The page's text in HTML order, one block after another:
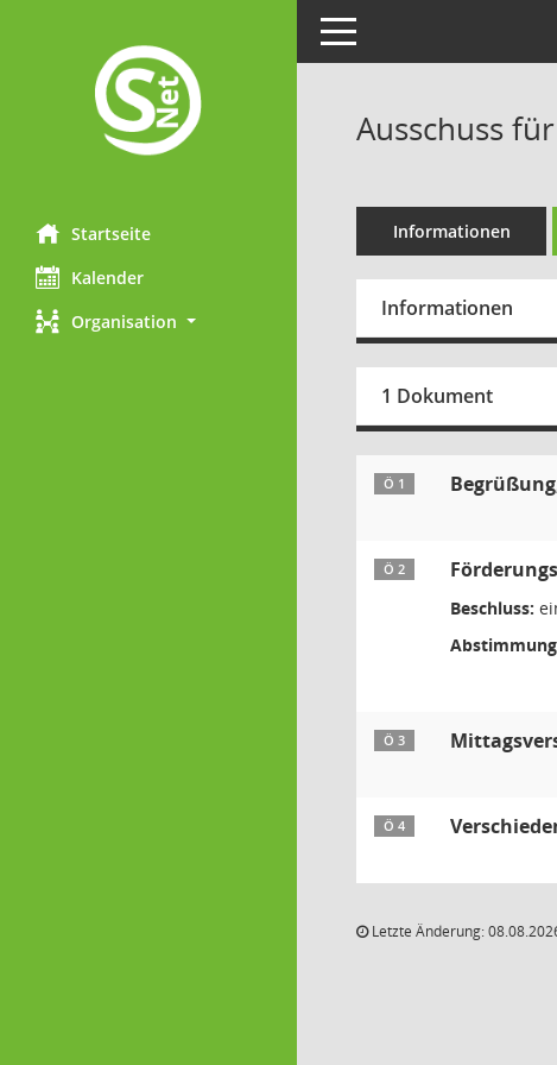
Startseite
Kalender
Organisation
Toggle navigation
Ausschuss
Informationen
Informationen
1 Dokument
Ö 1
Ö 2
Beschluss:
Ö 3
Ö 4
Letzte Änderung: